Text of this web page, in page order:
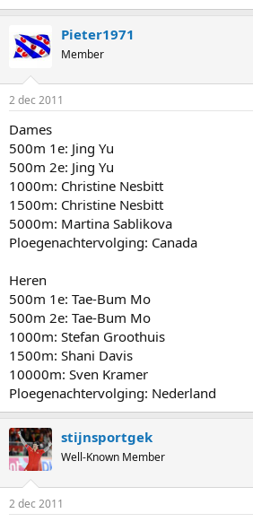
Pieter1971
Member
2 dec 2011
Dames
500m 1e: Jing Yu
500m 2e: Jing Yu
1000m: Christine Nesbitt
1500m: Christine Nesbitt
5000m: Martina Sablikova
Ploegenachtervolging: Canada
Heren
500m 1e: Tae-Bum Mo
500m 2e: Tae-Bum Mo
1000m: Stefan Groothuis
1500m: Shani Davis
10000m: Sven Kramer
Ploegenachtervolging: Nederland
stijnsportgek
Well-Known Member
2 dec 2011